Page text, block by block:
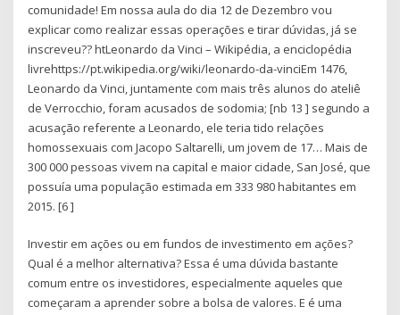
comunidade! Em nossa aula do dia 12 de Dezembro vou
explicar como realizar essas operações e tirar dúvidas, já se
inscreveu?? htLeonardo da Vinci – Wikipédia, a enciclopédia
livrehttps://pt.wikipedia.org/wiki/leonardo-da-vinciEm 1476,
Leonardo da Vinci, juntamente com mais três alunos do ateliê
de Verrocchio, foram acusados de sodomia; [nb 13 ] segundo a
acusação referente a Leonardo, ele teria tido relações
homossexuais com Jacopo Saltarelli, um jovem de 17… Mais de
300 000 pessoas vivem na capital e maior cidade, San José, que
possuía uma população estimada em 333 980 habitantes em
2015. [6 ]
Investir em ações ou em fundos de investimento em ações?
Qual é a melhor alternativa? Essa é uma dúvida bastante
comum entre os investidores, especialmente aqueles que
começaram a aprender sobre a bolsa de valores. E é uma